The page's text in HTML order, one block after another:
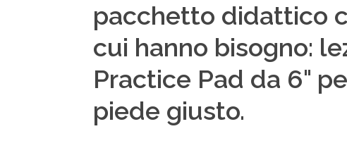
pacchetto didattico
cui hanno bisogno:
Practice Pad da 6"
piede giusto.